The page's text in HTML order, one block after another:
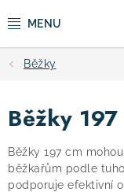
na
CYKLISTIKA
ZIMNÍ SPORTY
KOLOBĚŽKY
Běžky
Běžky 197
Běžky 197 cm
běžkařům podle
podporuje efektivní